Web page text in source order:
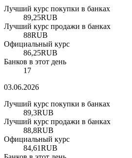
Лучший курс покупки в банках
89,25RUB
Лучший курс продажи в банках
88RUB
Официальный курс
86,25RUB
Банков в этот день
17
03.06.2026
Лучший курс покупки в банках
89,3RUB
Лучший курс продажи в банках
88,8RUB
Официальный курс
84,61RUB